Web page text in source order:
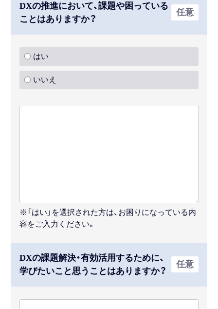
DXの推進において、課題や困っている
ことはありますか？
任意
はい
いいえ
※「はい」を選択された方は、お困りになっている内
容をご入力ください。
DXの課題解決・有効活用するために、
学びたいこと思うことはありますか？
任意